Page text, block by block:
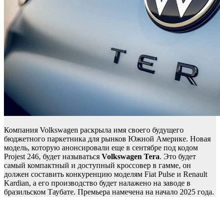
Компания Volkswagen раскрыла имя своего будущего
бюджетного паркетника для рынков Южной Америке. Новая
модель, которую анонсировали еще в сентябре под кодом
Projest 246, будет называться Volkswagen Tera. Это будет
самый компактный и доступный кроссовер в гамме, он
должен составить конкуренцию моделям Fiat Pulse и Renault
Kardian, а его производство будет налажено на заводе в
бразильском Таубате. Премьера намечена на начало 2025 года.